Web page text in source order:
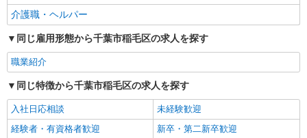
み
時給1,193円〜1,257円 ※経験・能力・資格等
による 社会福祉士・介護福祉士 時給1,257円 その
夜勤務手当 〇年末年始勤務手当 〇早朝7:00〜
8:00/夜間18:00〜20:00は時給25％UP
エイジフリーハウス千葉稲毛町 千葉県千葉市
稲毛区稲毛町5丁目238-1
詳細を見る
介護職・ヘルパー
同じ雇用形態から千葉市稲毛区の求人を探す
職業紹介
同じ特徴から千葉市稲毛区の求人を探す
入社日応相談
未経験歓迎
経験者・有資格者歓迎
新卒・第二新卒歓迎